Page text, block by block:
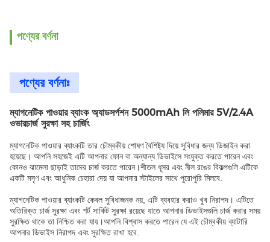
পণ্যের বর্ণনা
পণ্যের বর্ণনাঃ
ম্যাগনেটিক পাওয়ার ব্যাংক অ্যাডসর্পশন 5000mAh লি পলিমার 5V/2.4A
ওভারচার্জ সুরক্ষা সহ চার্জিং
ম্যাগনেটিক পাওয়ার ব্যাংকটি তার চৌম্বকীয় শোষণ বৈশিষ্ট্য দিয়ে সুবিধার জন্য ডিজাইন করা
হয়েছে। আপনি সহজেই এটি আপনার ফোন বা অন্যান্য ডিভাইসে সংযুক্ত করতে পারেন এবং
কোনও ঝামেলা ছাড়াই তাদের চার্জ করতে পারেন।শীতল ধূসর এবং নীল রঙের বিকল্পগুলি এটিকে
একটি মসৃণ এবং আধুনিক চেহারা দেয় যা আপনার স্টাইলের সাথে পুরোপুরি মিলবে.
ম্যাগনেটিক পাওয়ার ব্যাংকটি কেবল সুবিধাজনক নয়, এটি ব্যবহার করাও খুব নিরাপদ। এটিতে
অতিরিক্ত চার্জ সুরক্ষা এবং শর্ট সার্কিট সুরক্ষা রয়েছে যাতে আপনার ডিভাইসগুলি চার্জ করার সময়
সুরক্ষিত থাকে তা নিশ্চিত করা যায়।আপনি বিশ্বাস করতে পারেন যে এই চৌম্বকীয় ব্যাটারি
আপনার ডিভাইস নিরাপদ এবং সুরক্ষিত রাখা হবে.